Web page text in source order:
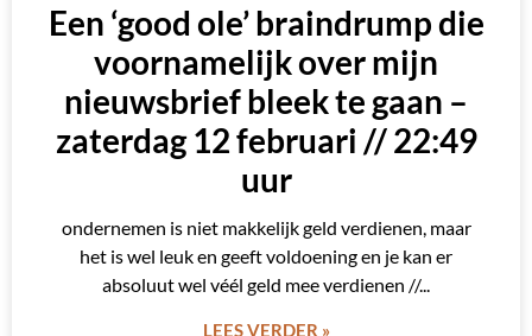
Een ‘good ole’ braindrump die
voornamelijk over mijn
nieuwsbrief bleek te gaan –
zaterdag 12 februari // 22:49
uur
ondernemen is niet makkelijk geld verdienen, maar
het is wel leuk en geeft voldoening en je kan er
absoluut wel véél geld mee verdienen //
LEES VERDER »